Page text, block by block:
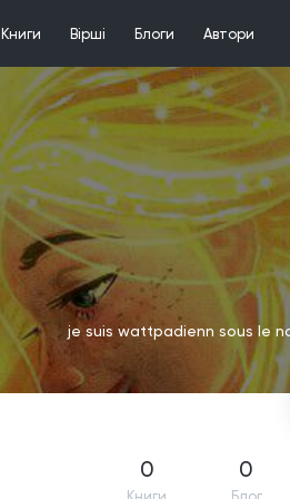
Книги Вірші Блоги Автори
je suis wattpadienn sous le
0 0